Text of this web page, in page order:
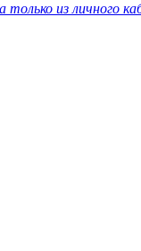
из личного